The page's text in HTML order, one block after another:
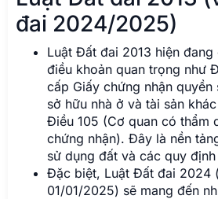
đai 2024/2025)
Luật Đất đai 2013 hiện
điều khoản quan trọng như
cấp Giấy chứng nhận
sở hữu nhà ở và tài sản
Điều 105 (Cơ quan có thẩm
chứng nhận). Đây là nền
sử dụng đất và các quy
Đặc biệt, Luật Đất đai 2024
01/01/2025) sẽ mang đến